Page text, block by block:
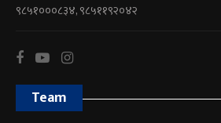
९८५१०००८३४, ९८५११९२०४२
Team